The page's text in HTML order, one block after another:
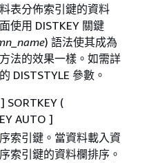
表分佈索引鍵的資料
使用 DISTKEY 關鍵
) 語法使其成為
法的效果一樣。如需詳
DISTSTYLE 參數。
SORTKEY (
AUTO ]
索引鍵。當資料載入資
索引鍵的資料欄排序。